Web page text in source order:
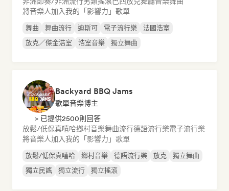
將音樂人加入我的「影響力」歌單
舞曲 舞曲流行 迪斯可 電子流行樂
法國浩室
放克／傑金浩室
浩室音樂 獨立舞曲
Backyard BBQ Jams
歌單音樂博主
> 已提供2500則回答
放鬆/低保真嘻哈鄉村音樂舞曲流行德語流行樂電子流行樂
將音樂人加入我的「影響力」歌單
放鬆/低保真嘻哈 鄉村音樂 德語流行樂 放克
獨立舞曲
獨立民謠
獨立流行 獨立搖滾